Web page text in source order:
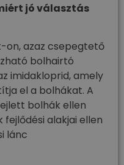
jó választás
on, azaz csepegtető
bolhairtó
imidakloprid, amely
el a bolhákat. A
bolhák ellen
alakjai ellen
lánc